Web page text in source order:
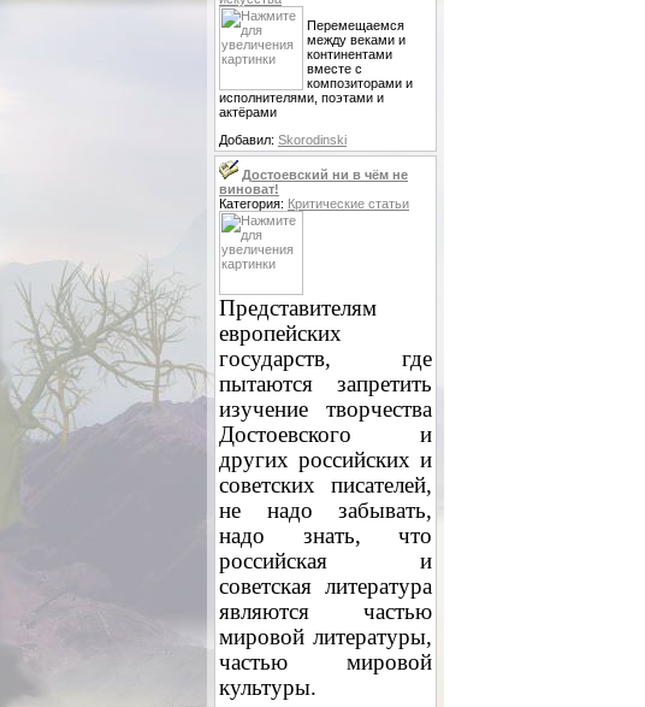
Перемещаемся
между веками и
континентами
вместе с
композиторами и
исполнителями, поэтами и
актёрами
Добавил: Skorodinski
Достоевский ни в чём не
виноват!
Категория: Критические статьи
Представителям
европейских
государств, где
пытаются запретить
изучение творчества
Достоевского и
других российских и
советских писателей,
не надо забывать,
надо знать, что
российская и
советская литература
являются частью
мировой литературы,
частью мировой
культуры.